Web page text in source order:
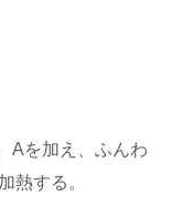
Aを加え、ふんわ
熱する。